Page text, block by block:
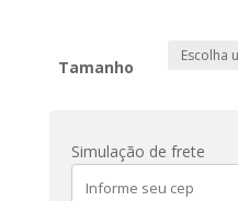
Tamanho
Simulação de frete